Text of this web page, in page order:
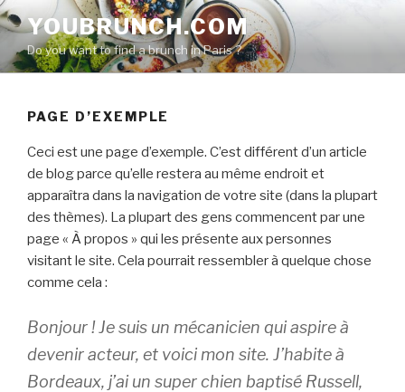
Aller
au
contenu
principal
YOUBRUNCH.COM
Do you want to find a brunch in Paris ?
PAGE D’EXEMPLE
Ceci est une page d’exemple. C’est différent d’un article
de blog parce qu’elle restera au même endroit et
apparaîtra dans la navigation de votre site (dans la plupart
des thèmes). La plupart des gens commencent par une
page « À propos » qui les présente aux personnes
visitant le site. Cela pourrait ressembler à quelque chose
comme cela :
Bonjour ! Je suis un mécanicien qui aspire à
devenir acteur, et voici mon site. J’habite à
Bordeaux, j’ai un super chien baptisé Russell,